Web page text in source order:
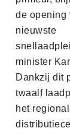
de opening
nieuwste
minister
Dankzij dit
twaalf
het